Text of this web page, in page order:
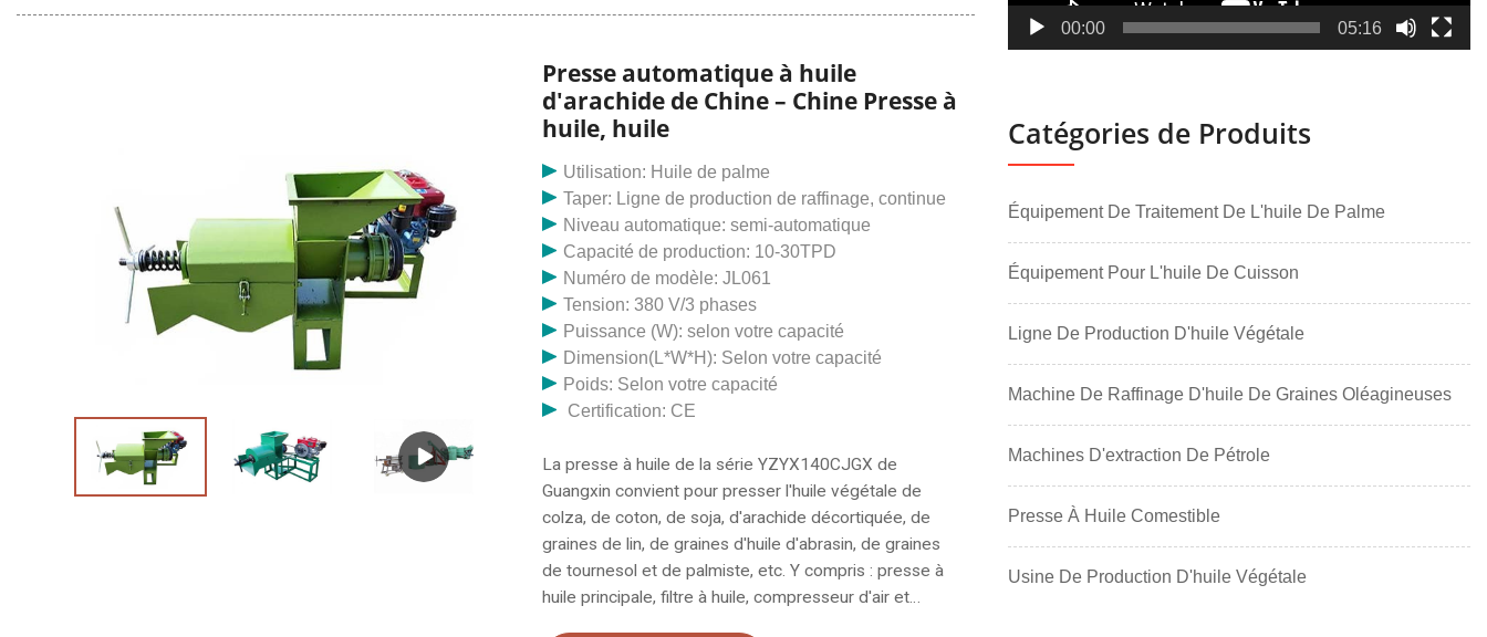
granulés, machine de conditionnement automatique de
Presse automatique à huile
d'arachide de Chine – Chine Presse à
huile, huile
Utilisation: Huile de palme
Taper: Ligne de production de raffinage, continue
Niveau automatique: semi-automatique
Capacité de production: 10-30TPD
Numéro de modèle: JL061
Tension: 380 V/3 phases
Puissance (W): selon votre capacité
Dimension(L*W*H): Selon votre capacité
Poids: Selon votre capacité
Certification: CE
La presse à huile de la série YZYX140CJGX de
Guangxin convient pour presser l'huile végétale de
colza, de coton, de soja, d'arachide décortiquée, de
graines de lin, de graines d'huile d'abrasin, de graines
de tournesol et de palmiste, etc. Y compris : presse à
huile principale, filtre à huile, compresseur d'air et
00:00 05:16
Catégories de Produits
Équipement De Traitement De L'huile De Palme
Équipement Pour L'huile De Cuisson
Ligne De Production D'huile Végétale
Machine De Raffinage D'huile De Graines Oléagineuses
Machines D'extraction De Pétrole
Presse À Huile Comestible
Usine De Production D'huile Végétale